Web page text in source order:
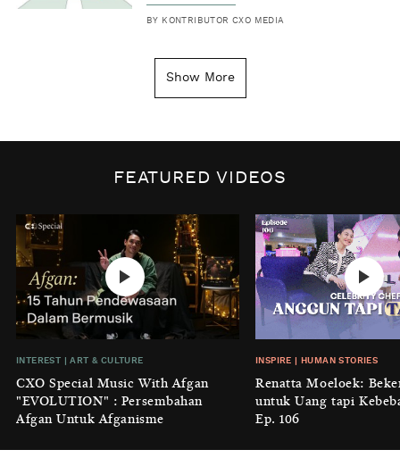
BY KONTRIBUTOR CXO MEDIA
Kenapa Tahun Baru Ditandai pada
Biaya Tersembunyi dari Insecurity
KONTRIBUTOR CXO MEDIA
INTEREST|HOME
No Place Like: Camping Ground
Cidulang
KONTRIBUTOR CXO MEDIA
GENERAL KNOWLEDGE
Luruhnya Daun Terakhir: Kala
'Benteng Alam' yang Tak Lagi Bisa
Melindungi
BYKONTRIBUTOR CXO MEDIA
Show More
FEATURED VIDEOS
INTEREST |ART & CULTURE
CXO Special Music With Afgan
"EVOLUTION" : Persembahan
Afgan Untuk Afganisme
INSPIRE HUMAN STORIES
Renatta Moeloek:
untuk Uang tapi
Ep. 106